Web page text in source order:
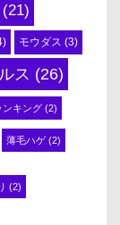
(21)
モウダス (3)
ス (26)
ンキング (2)
薄毛ハゲ(2)
(2)